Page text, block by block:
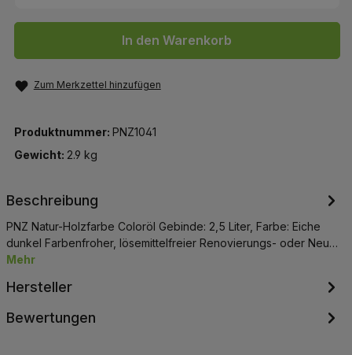
In den Warenkorb
Zum Merkzettel hinzufügen
Produktnummer: PNZ1041
Gewicht: 2.9 kg
Beschreibung
PNZ Natur-Holzfarbe Coloröl Gebinde: 2,5 Liter, Farbe: Eiche
dunkel Farbenfroher, lösemittelfreier Renovierungs- oder Neu…
Mehr
Hersteller
Bewertungen